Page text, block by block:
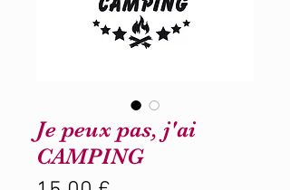
Je peux pas, j'ai
CAMPING